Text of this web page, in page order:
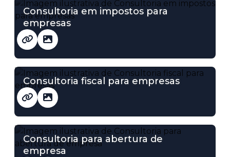
Consultoria em impostos para
empresas
Consultoria fiscal para empresas
Consultoria para abertura de
empresa